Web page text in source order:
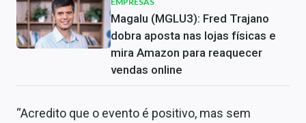
Magalu (MGLU3): Fred Trajano
dobra aposta nas lojas físicas e
mira Amazon para reaquecer
vendas online
“Acredito que o evento é positivo, mas sem